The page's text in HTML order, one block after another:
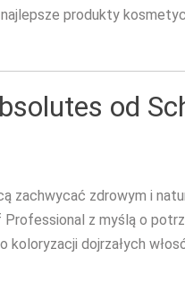
produkty
od
zachwycać zdrowym i
z myślą o
koloryzacji dojrzałych